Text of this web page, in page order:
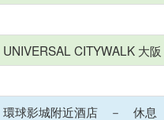
UNIVERSAL CITYWALK
環球影城附近酒店 － 休息